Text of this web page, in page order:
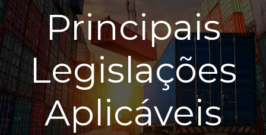
Principais
Legislações
Aplicáveis